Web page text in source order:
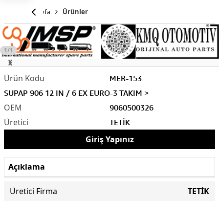
Anasayfa Ürünler
1/1
MER-153
9060500326
SUPAP 906 12 IN / 6 EX EURO-3 TAKIM >
TETİK
Giriş Yapınız
Açıklama
Üretici Firma TETİK